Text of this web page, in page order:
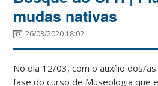
mudas nativas
26/03/2020 18:02
No dia 12/03, com o auxílio dos/
fase do curso de Museologia que